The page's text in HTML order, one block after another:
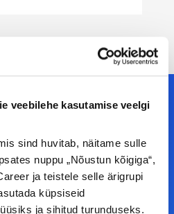
veebilehe kasutamise veelgi
sind huvitab, näitame sulle
nuppu „Nõustun kõigiga“,
ja teistele selle ärigrupi
küpsiseid
ja sihitud turunduseks.
leiad!
leiad kõik vajaliku, et olla
Kui sul on
teemade osas või soovid